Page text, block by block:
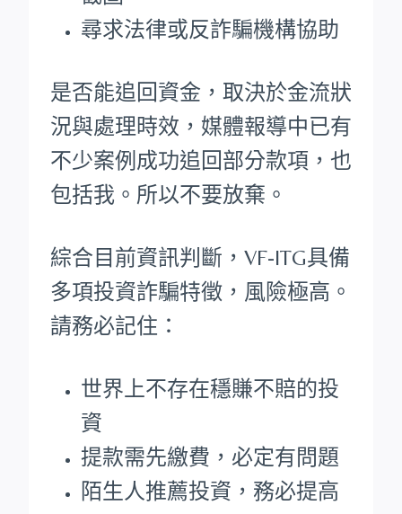
尋求法律或反詐騙機構協助
是否能追回資金，取決於金流狀
況與處理時效，媒體報導中已有
不少案例成功追回部分款項，也
包括我。所以不要放棄。
綜合目前資訊判斷，VF-ITG具備
多項投資詐騙特徵，風險極高。
請務必記住：
世界上不存在穩賺不賠的投
資
提款需先繳費，必定有問題
陌生人推薦投資，務必提高